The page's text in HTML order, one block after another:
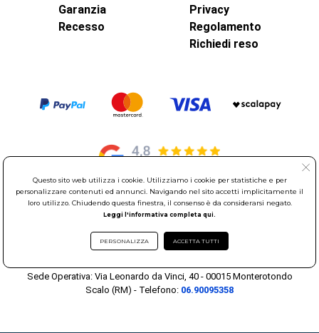
Garanzia
Recesso
Privacy
Regolamento
Richiedi reso
© Elettroservice Spa - Sede Legale: Via Leonardo da Vinci, 40 -
Partita Iva: 01586761007 - Codice Fiscale: 06634500588 Capitale
Sociale 1.600.000,00 Euro i.v. Iscritto al Registro delle Imprese di
Sede Operativa: Via Leonardo da Vinci, 40 - 00015 Monterotondo
Scalo (RM) - Telefono: 06.90095358
Questo sito web utilizza i cookie. Utilizziamo i cookie per statistiche e per
personalizzare contenuti ed annunci. Navigando nel sito accetti implicitamente il
loro utilizzo. Chiudendo questa finestra, il consenso è da considerarsi negato.
Leggi l'informativa completa qui.
PERSONALIZZA ACCETTA TUTTI